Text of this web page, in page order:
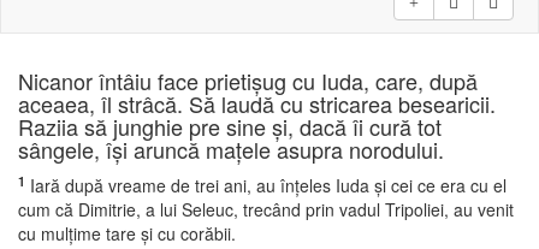
Nicanor întâiu face prietişug cu Iuda, care, după
aceaea, îl strâcă. Să laudă cu stricarea besearicii.
Raziia să junghie pre sine şi, dacă îi cură tot
sângele, îşi aruncă maţele asupra norodului.
1 Iară după vreame de trei ani, au înţeles Iuda şi cei ce era cu el
cum că Dimitrie, a lui Seleuc, trecând prin vadul Tripoliei, au venit
cu mulţime tare şi cu corăbii.